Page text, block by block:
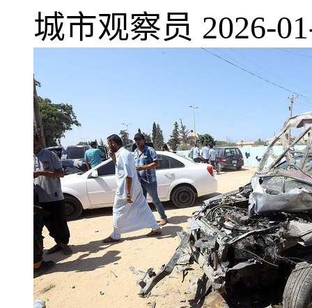
城市观察员 2026-